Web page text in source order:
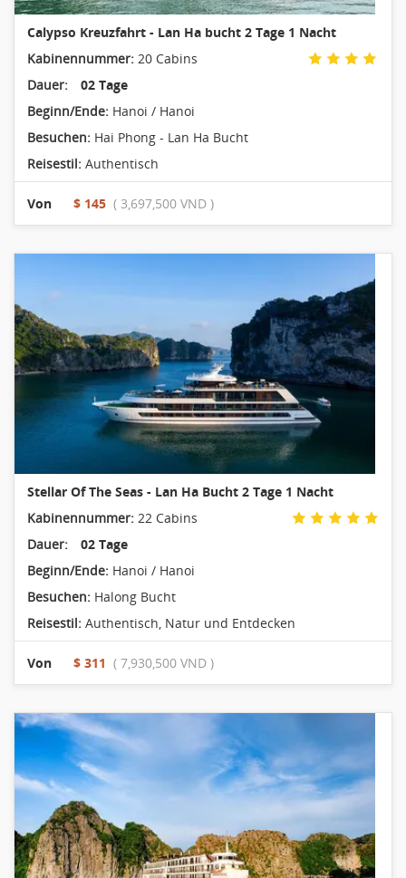
Calypso Kreuzfahrt - Lan Ha bucht 2 Tage 1 Nacht
Kabinennummer: 20 Cabins
Dauer:
02 Tage
Beginn/Ende: Hanoi / Hanoi
Besuchen: Hai Phong - Lan Ha Bucht
Reisestil: Authentisch
Von $ 145 ( 3,697,500 VND )
Stellar Of The Seas - Lan Ha Bucht 2 Tage 1 Nacht
Kabinennummer: 22 Cabins
Dauer:
02 Tage
Beginn/Ende: Hanoi / Hanoi
Besuchen: Halong Bucht
Reisestil: Authentisch, Natur und Entdecken
Von $ 311 ( 7,930,500 VND )